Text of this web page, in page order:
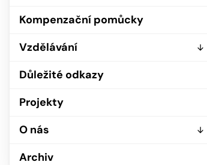
Kompenzační pomůcky
Vzdělávání
Důležité odkazy
Projekty
O nás
Archiv